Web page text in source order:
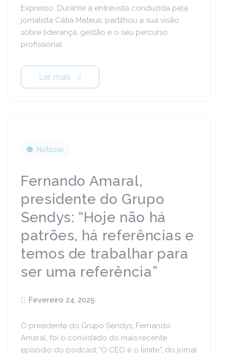
Expresso. Durante a entrevista conduzida pela
jornalista Cátia Mateus, partilhou a sua visão
sobre liderança, gestão e o seu percurso
profissional
Ler mais
Notícias
Fernando Amaral,
presidente do Grupo
Sendys: “Hoje não há
patrões, há referências e
temos de trabalhar para
ser uma referência”
Fevereiro 24, 2025
O presidente do Grupo Sendys, Fernando
Amaral, foi o convidado do mais recente
episódio do podcast “O CEO é o limite”, do jornal